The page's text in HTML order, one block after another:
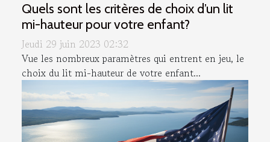
Quels sont les critères de choix d’un lit
mi-hauteur pour votre enfant?
Jeudi 29 juin 2023 02:32
Vue les nombreux paramètres qui entrent en jeu, le
choix du lit mi-hauteur de votre enfant...